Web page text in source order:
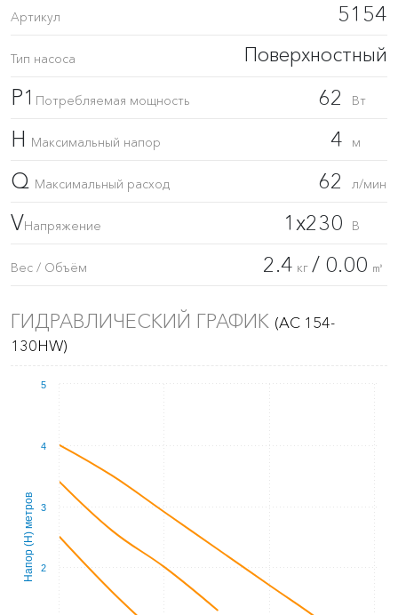
Артикул 5154
Тип насоса Поверхностный
P1 Потребляемая мощность 62 Вт
H Максимальный напор 4 м
Q Максимальный расход 62 л/мин
VНапряжение 1x230 В
Вес / Объём 2.4 кг / 0.00 ㎥
ГИДРАВЛИЧЕСКИЙ ГРАФИК (AC 154-
130HW)
Напор (Н) метров 2
3
4
5